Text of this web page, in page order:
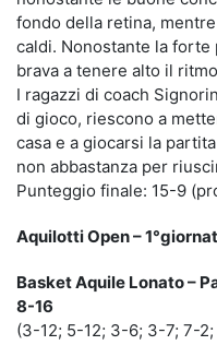
fondo della retina,
caldi. Nonostante la forte
brava a tenere alto il
I ragazzi di coach
di gioco, riescono a
casa e a giocarsi la
non abbastanza per
Punteggio finale: 15-9
Aquilotti Open –
Basket Aquile Lonato –
8-16
(3-12; 5-12; 3-6; 3-7; 7-2;